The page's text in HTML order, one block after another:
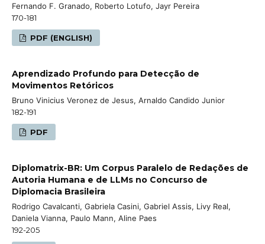
Fernando F. Granado, Roberto Lotufo, Jayr Pereira
170-181
PDF (ENGLISH)
Aprendizado Profundo para Detecção de
Movimentos Retóricos
Bruno Vinicius Veronez de Jesus, Arnaldo Candido Junior
182-191
PDF
Diplomatrix-BR: Um Corpus Paralelo de Redações de
Autoria Humana e de LLMs no Concurso de
Diplomacia Brasileira
Rodrigo Cavalcanti, Gabriela Casini, Gabriel Assis, Livy Real,
Daniela Vianna, Paulo Mann, Aline Paes
192-205